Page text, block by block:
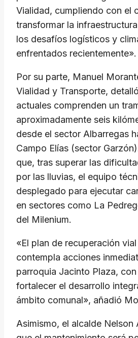
Vialidad, cumpliendo con el
transformar la
los desafíos logísticos y
enfrentados recientemente».
Por su parte, Manuel
Vialidad y Transporte,
actuales comprenden un
aproximadamente seis
desde el sector Albarregas
Campo Elías (sector
que, tras superar las
por las lluvias, el equipo
desplegado para ejecutar
en sectores como La
del Milenium.
«El plan de recuperación
contempla acciones
parroquia Jacinto Plaza,
fortalecer el desarrollo
ámbito comunal», añadió
Asimismo, el alcalde Nelson